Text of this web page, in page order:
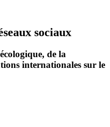
sociaux
de la
internationales sur le